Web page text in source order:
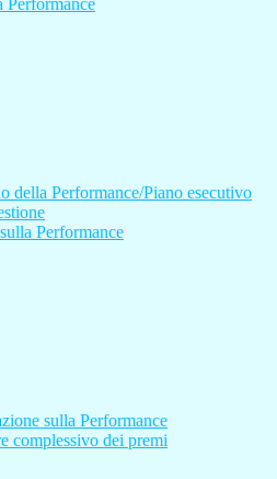
Performance
della Performance/Piano esecutivo
Performance
sulla Performance
complessivo dei premi